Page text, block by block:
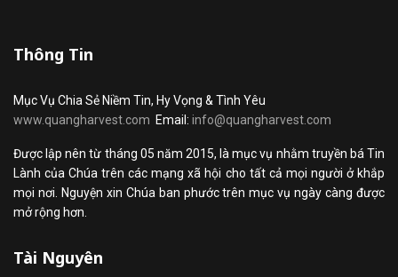
Thông Tin
Mục Vụ Chia Sẻ Niềm Tin, Hy Vọng & Tình Yêu
www.quangharvest.com Email: info@quangharvest.com
Được lập nên từ tháng 05 năm 2015, là mục vụ nhằm truyền bá Tin
Lành của Chúa trên các mạng xã hội cho tất cả mọi người ở khắp
mọi nơi. Nguyện xin Chúa ban phước trên mục vụ ngày càng được
mở rộng hơn.
Tài Nguyên